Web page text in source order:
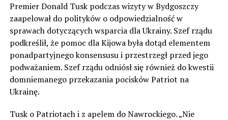
Premier Donald Tusk podczas wizyty w Bydgoszczy
zaapelował do polityków o odpowiedzialność w
sprawach dotyczących wsparcia dla Ukrainy. Szef rządu
podkreślił, że pomoc dla Kijowa była dotąd elementem
ponadpartyjnego konsensusu i przestrzegł przed jego
podważaniem. Szef rządu odniósł się również do kwestii
domniemanego przekazania pocisków Patriot na
Ukrainę.
Tusk o Patriotach i z apelem do Nawrockiego. „Nie